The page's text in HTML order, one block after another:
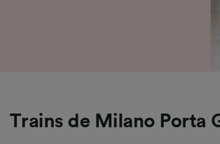
Trains de Milano Porta